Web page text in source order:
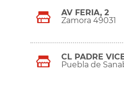
AV FERIA, 2
Zamora 49031
CL PADRE
Puebla de